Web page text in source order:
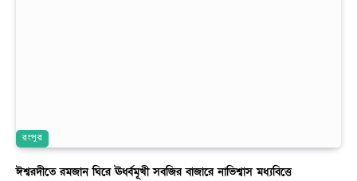
রংপুর
ঈশ্বরদীতে রমজান ঘিরে ঊর্ধ্বমূখী সবজির বাজারে নাভিশ্বাস মধ্যবিত্তে